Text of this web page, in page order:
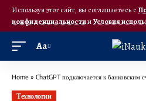
Используя этот сайт, вы соглашаетесь с
конфиденциальностииУсловия
Аа
Home » ChatGPT подключается к банковским
Технологии